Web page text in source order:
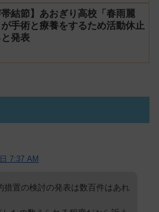
帯結節】あおぎり高校「春雨麗
手術と療養をするため活動休止
発表
7:37 AM
置の検討の発表は数百件はあれ